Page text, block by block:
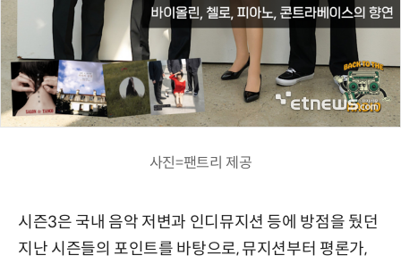
사진=팬트리 제공
시즌3은 국내 음악 저변과 인디뮤지션 등에 방점을 뒀던
지난 시즌들의 포인트를 바탕으로, 뮤지션부터 평론가,